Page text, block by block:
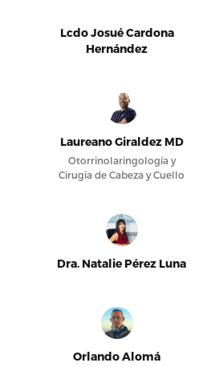
Lcdo Josué Cardona
Hernández
Laureano Giraldez MD
Otorrinolaringología y
Cirugía de Cabeza y Cuello
Dra. Natalie Pérez Luna
Orlando Alomá